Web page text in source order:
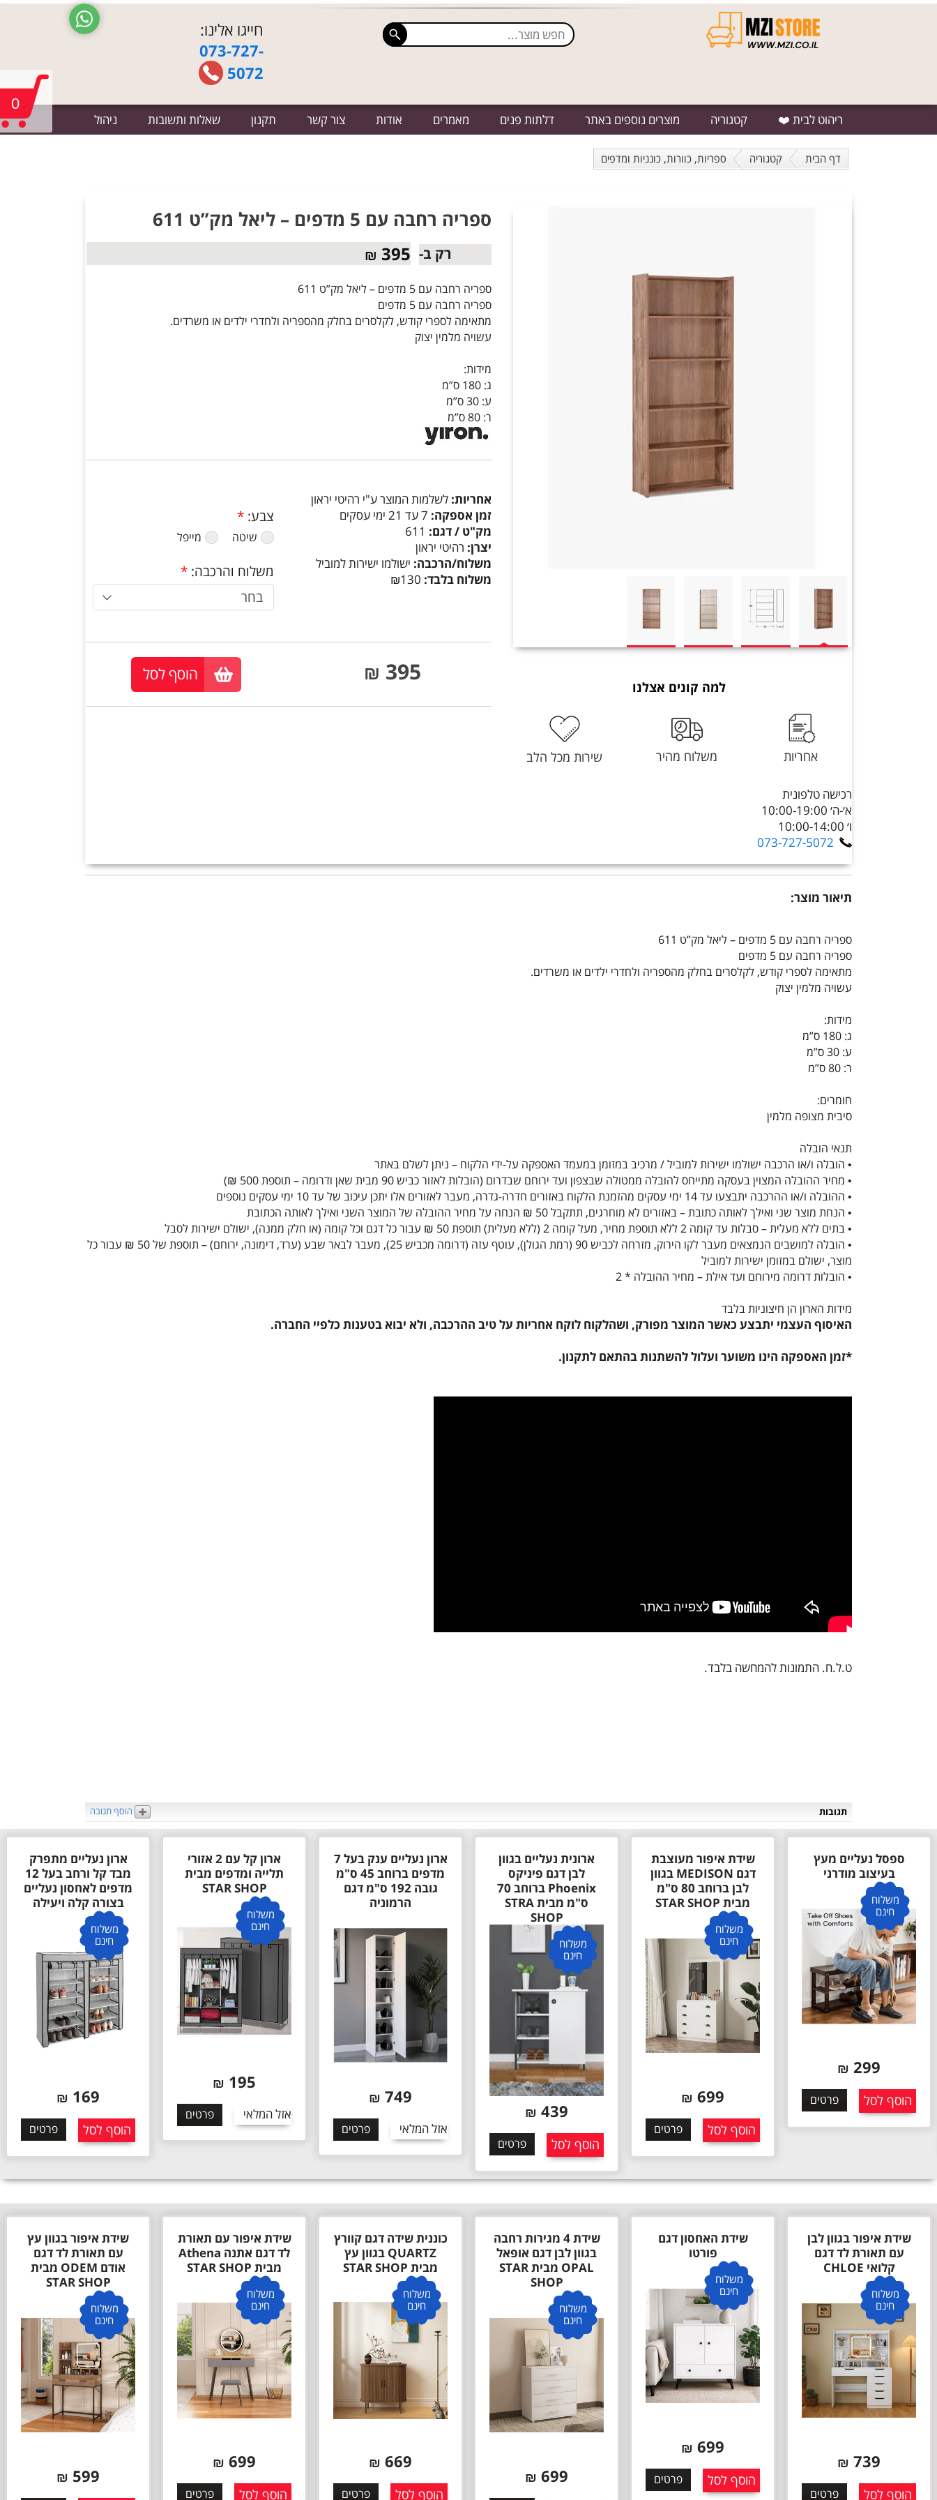
חייגו אלינו:
073-727-
5072
ריהוט לבית ❤️ קטגוריה מוצרים נוספים באתר דלתות פנים מאמרים אודות צור קשר תקנון שאלות ותשובות ניהול
דף הבית קטגוריה ספריות, כוורות, כונניות ומדפים
למה קונים אצלנו
אחריות משלוח מהיר שירות מכל הלב
רכישה טלפונית
א׳-ה׳ 10:00-19:00
ו׳ 10:00-14:00
073-727-5072
ספריה רחבה עם 5 מדפים – ליאל מק”ט 611
רק ב- 395
₪
ספריה רחבה עם 5 מדפים – ליאל מק”ט 611
ספריה רחבה עם 5 מדפים
מתאימה לספרי קודש, לקלסרים בחלק מהספריה ולחדרי ילדים או משרדים.
עשויה מלמין יצוק
מידות:
ג: 180 ס”מ
ע: 30 ס”מ
ר: 80 ס”מ
אחריות: לשלמות המוצר ע"י רהיטי יראון
זמן אספקה: 7 עד 21 ימי עסקים
מק"ט / דגם: 611
יצרן: רהיטי יראון
משלוח/הרכבה: ישולמו ישירות למוביל
משלוח בלבד: ₪130
צבע: *
שיטה מייפל
משלוח והרכבה: *
בחר
395
₪ הוסף לסל
תיאור מוצר:
ספריה רחבה עם 5 מדפים – ליאל מק”ט 611
ספריה רחבה עם 5 מדפים
מתאימה לספרי קודש, לקלסרים בחלק מהספריה ולחדרי ילדים או משרדים.
עשויה מלמין יצוק
מידות:
ג: 180 ס”מ
ע: 30 ס”מ
ר: 80 ס”מ
חומרים:
סיבית מצופה מלמין
תנאי הובלה
• הובלה ו/או הרכבה ישולמו ישירות למוביל / מרכיב במזומן במעמד האספקה על-ידי הלקוח – ניתן לשלם באתר
• מחיר ההובלה המצוין בעסקה מתייחס להובלה ממטולה שבצפון ועד ירוחם שבדרום (הובלות לאזור כביש 90 מבית שאן ודרומה – תוספת 500 ₪)
• ההובלה ו/או ההרכבה יתבצעו עד 14 ימי עסקים מהזמנת הלקוח באזורים חדרה-גדרה, מעבר לאזורים אלו יתכן עיכוב של עד 10 ימי עסקים נוספים
• הנחת מוצר שני ואילך לאותה כתובת – באזורים לא מוחרגים, תתקבל 50 ₪ הנחה על מחיר ההובלה של המוצר השני ואילך לאותה הכתובת
• בתים ללא מעלית – סבלות עד קומה 2 ללא תוספת מחיר, מעל קומה 2 (ללא מעלית) תוספת 50 ₪ עבור כל דגם וכל קומה (או חלק ממנה), ישולם ישירות לסבל
• הובלה למושבים הנמצאים מעבר לקו הירוק, מזרחה לכביש 90 (רמת הגולן), עוטף עזה (דרומה מכביש 25), מעבר לבאר שבע (ערד, דימונה, ירוחם) – תוספת של 50 ₪ עבור כל
מוצר, ישולם במזומן ישירות למוביל
• הובלות דרומה מירוחם ועד אילת – מחיר ההובלה * 2
מידות הארון הן חיצוניות בלבד
האיסוף העצמי יתבצע כאשר המוצר מפורק, ושהלקוח לוקח אחריות על טיב ההרכבה, ולא יבוא בטענות כלפיי החברה.
*זמן האספקה הינו משוער ועלול להשתנות בהתאם לתקנון.
ט.ל.ח. התמונות להמחשה בלבד.
תגובות הוסף תגובה
ספסל נעליים מעץ
בעיצוב מודרני
משלוח
חינם
299
₪
הוסף לסל פרטים
שידת איפור מעוצבת
דגם MEDISON בגוון
לבן ברוחב 80 ס"מ
מבית STAR SHOP
משלוח
חינם
699
₪
הוסף לסל פרטים
ארונית נעליים בגוון
לבן דגם פיניקס
Phoenix ברוחב 70
ס"מ מבית STRA
SHOP
משלוח
חינם
439
₪
הוסף לסל פרטים
ארון נעליים ענק בעל 7
מדפים ברוחב 45 ס"מ
גובה 192 ס"מ דגם
הרמוניה
749
₪
אזל המלאי פרטים
ארון קל עם 2 אזורי
תלייה ומדפים מבית
STAR SHOP
משלוח
חינם
195
₪
אזל המלאי פרטים
ארון נעליים מתפרק
מבד קל ורחב בעל 12
מדפים לאחסון נעליים
בצורה קלה ויעילה
משלוח
חינם
169
₪
הוסף לסל פרטים
שידת איפור בגוון לבן
עם תאורת לד דגם
קלואי CHLOE
משלוח
חינם
739
₪
הוסף לסל פרטים
שידת האחסון דגם
פורטו
משלוח
חינם
699
₪
הוסף לסל פרטים
שידת 4 מגירות רחבה
בגוון לבן דגם אופאל
OPAL מבית STAR
SHOP
משלוח
חינם
699
₪
כוננית שידה דגם קוורץ
QUARTZ בגוון עץ
מבית STAR SHOP
משלוח
חינם
669
₪
הוסף לסל פרטים
שידת איפור עם תאורת
לד דגם אתנה Athena
מבית STAR SHOP
משלוח
חינם
699
₪
הוסף לסל פרטים
שידת איפור בגוון עץ
עם תאורת לד דגם
אודם ODEM מבית
STAR SHOP
משלוח
חינם
599
₪
0